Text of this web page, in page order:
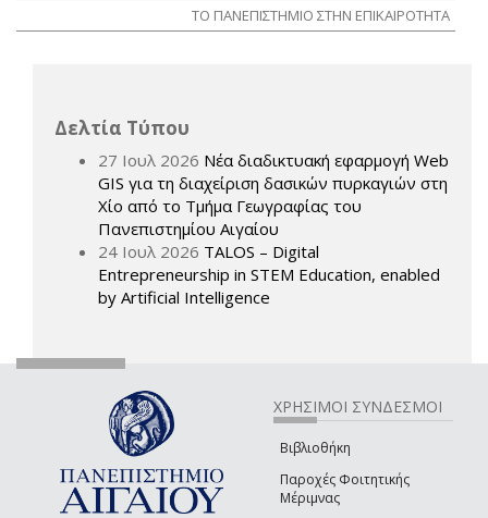
ΤΟ ΠΑΝΕΠΙΣΤΗΜΙΟ ΣΤΗΝ ΕΠΙΚΑΙΡΟΤΗΤΑ
Δελτία Τύπου
27 Ιουλ 2026 Νέα διαδικτυακή εφαρμογή Web
GIS για τη διαχείριση δασικών πυρκαγιών στη
Χίο από το Τμήμα Γεωγραφίας του
Πανεπιστημίου Αιγαίου
24 Ιουλ 2026 TALOS – Digital
Entrepreneurship in STEM Education, enabled
by Artificial Intelligence
ΧΡΗΣΙΜΟΙ ΣΥΝΔΕΣΜΟΙ
Βιβλιοθήκη
Παροχές Φοιτητικής
Μέριμνας